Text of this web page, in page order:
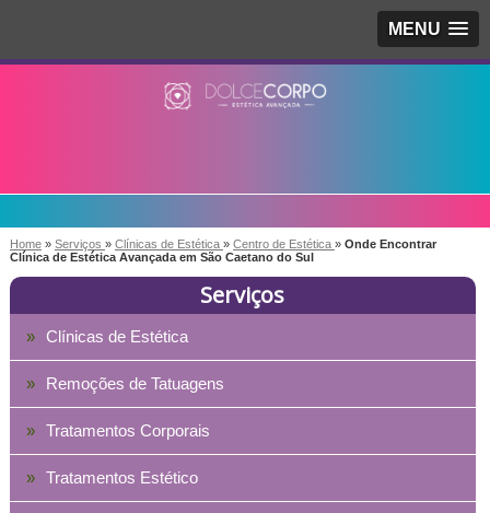
MENU
Home » Serviços » Clínicas de Estética » Centro de Estética » Onde Encontrar
Clínica de Estética Avançada em São Caetano do Sul
Serviços
Clínicas de Estética
Remoções de Tatuagens
Tratamentos Corporais
Tratamentos Estético